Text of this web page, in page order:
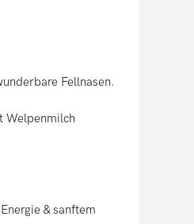
Fellnasen.
Welpenmilch
& sanftem